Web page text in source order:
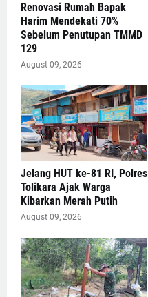
Renovasi Rumah Bapak
Harim Mendekati 70%
Sebelum Penutupan TMMD
129
August 09, 2026
Jelang HUT ke-81 RI, Polres
Tolikara Ajak Warga
Kibarkan Merah Putih
August 09, 2026